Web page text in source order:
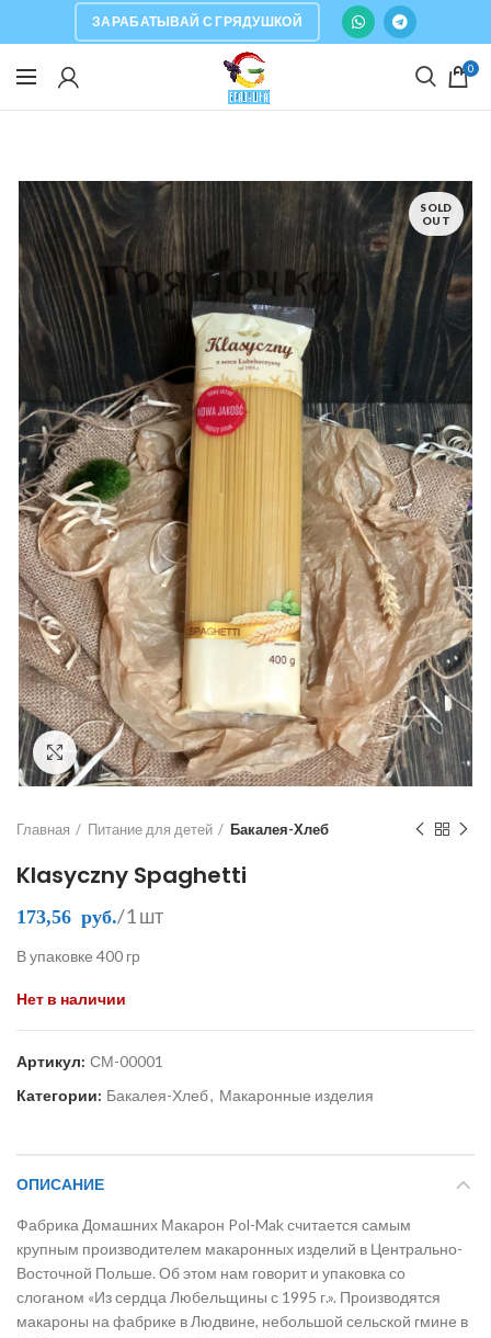
ЗАРАБАТЫВАЙ С ГРЯДУШКОЙ
0
SOLD
OUT
Click to enlarge
Главная Питание для детей Бакалея-Хлеб
Klasyczny Spaghetti
173,56 руб. /1 шт
В упаковке 400 гр
Нет в наличии
Артикул: СМ-00001
Категории: Бакалея-Хлеб, Макаронные изделия
ОПИСАНИЕ
Фабрика Домашних Макарон Pol-Mak считается самым
крупным производителем макаронных изделий в Центрально-
Восточной Польше. Об этом нам говорит и упаковка со
слоганом «Из сердца Любельщины с 1995 г.». Производятся
макароны на фабрике в Людвине, небольшой сельской гмине в